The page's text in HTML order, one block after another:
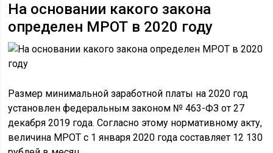
На основании какого закона
определен МРОТ в 2020 году
Размер минимальной заработной платы на 2020 год
установлен федеральным законом № 463-ФЗ от 27
декабря 2019 года. Согласно этому нормативному акту,
величина МРОТ с 1 января 2020 года составляет 12 130